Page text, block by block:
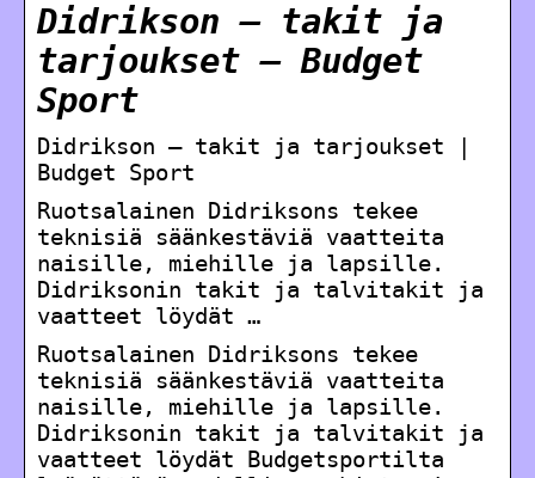
Didrikson – takit ja
tarjoukset – Budget
Sport
Didrikson – takit ja tarjoukset |
Budget Sport
Ruotsalainen Didriksons tekee
teknisiä säänkestäviä vaatteita
naisille, miehille ja lapsille.
Didriksonin takit ja talvitakit ja
vaatteet löydät …
Ruotsalainen Didriksons tekee
teknisiä säänkestäviä vaatteita
naisille, miehille ja lapsille.
Didriksonin takit ja talvitakit ja
vaatteet löydät Budgetsportilta